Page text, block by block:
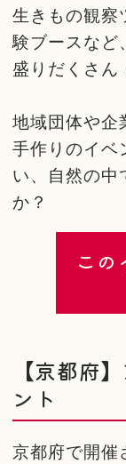
生きもの観察
験ブースなど
盛りだくさん
地域団体や企
手作りのイベ
い、自然の中
か？
この
【京都府
ント
京都府で開催